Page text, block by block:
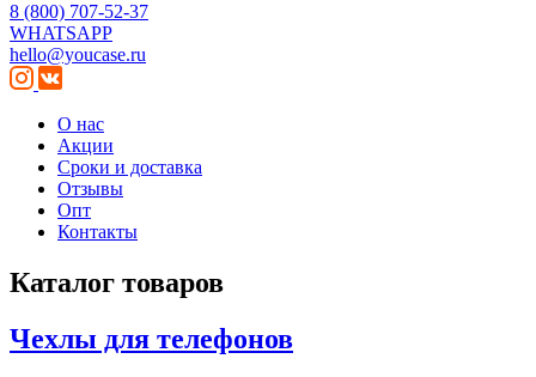
8 (800) 707-52-37
WHATSAPP
hello@youcase.ru
О нас
Акции
Сроки и доставка
Отзывы
Опт
Контакты
Каталог товаров
Чехлы для телефонов